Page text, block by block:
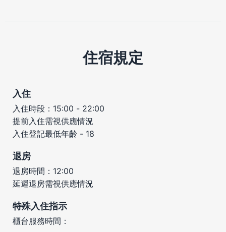
住宿規定
入住
入住時段：15:00 - 22:00
提前入住需視供應情況
入住登記最低年齡 - 18
退房
退房時間：12:00
延遲退房需視供應情況
特殊入住指示
櫃台服務時間：